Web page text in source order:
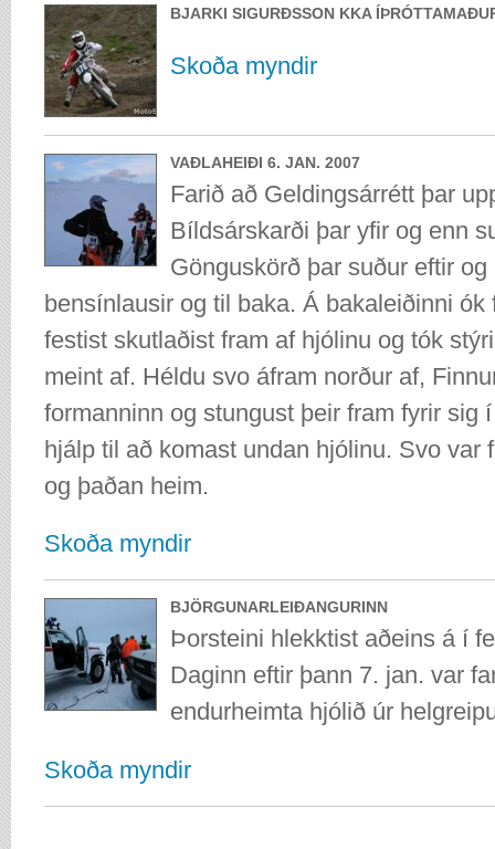
BJARKI SIGURÐSSON KKA
Skoða myndir
VAÐLAHEIÐI 6. JAN. 2007
Farið að Geldingsárrétt þar
Bíldsárskarði þar yfir og enn
Gönguskörð þar suður eftir
bensínlausir og til baka. Á bakaleiðinni
festist skutlaðist fram af hjólinu og tók
meint af. Héldu svo áfram norður af,
formanninn og stungust þeir fram fyrir sig
hjálp til að komast undan hjólinu. Svo var
og þaðan heim.
Skoða myndir
BJÖRGUNARLEIÐANGURINN
Þorsteini hlekktist aðeins á í
Daginn eftir þann 7. jan. var
endurheimta hjólið úr
Skoða myndir